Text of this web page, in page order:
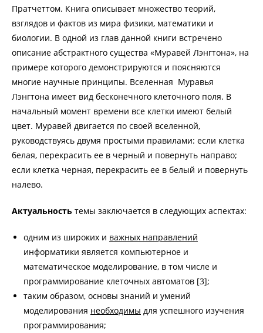
Пратчеттом. Книга описывает множество теорий,
взглядов и фактов из мира физики, математики и
биологии. В одной из глав данной книги встречено
описание абстрактного существа «Муравей Лэнгтона», на
примере которого демонстрируются и поясняются
многие научные принципы. Вселенная Муравья
Лэнгтона имеет вид бесконечного клеточного поля. В
начальный момент времени все клетки имеют белый
цвет. Муравей двигается по своей вселенной,
руководствуясь двумя простыми правилами: если клетка
белая, перекрасить ее в черный и повернуть направо;
если клетка черная, перекрасить ее в белый и повернуть
налево.
Актуальность темы заключается в следующих аспектах:
одним из широких и важных направлений
информатики является компьютерное и
математическое моделирование, в том числе и
программирование клеточных автоматов [3];
таким образом, основы знаний и умений
моделирования необходимы для успешного изучения
программирования;